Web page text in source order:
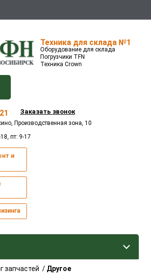
Техника для склада №1
Оборудование для склада
Погрузчики TFN
Техника Crown
Заказать звонок
Производственная зона, 10
пт: 9-17
и
запчастей / Другое